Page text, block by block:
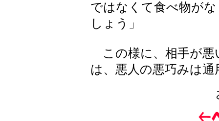
ではなくて食べ物が
しょう」
この様に、相手が悪
は、悪人の悪巧みは